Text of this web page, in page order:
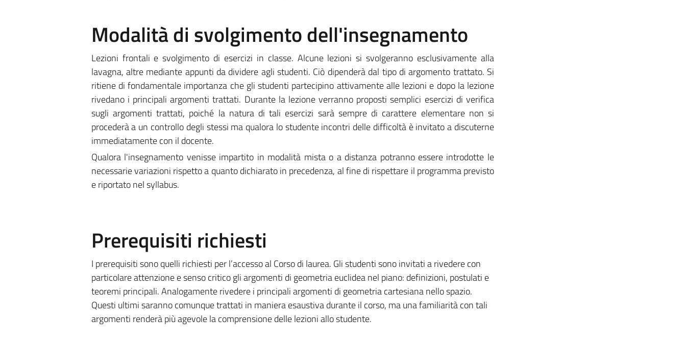
Modalità di svolgimento dell'insegnamento
Lezioni frontali e svolgimento di esercizi in classe. Alcune lezioni si svolgeranno esclusivamente alla
lavagna, altre mediante appunti da dividere agli studenti. Ciò dipenderà dal tipo di argomento trattato. Si
ritiene di fondamentale importanza che gli studenti partecipino attivamente alle lezioni e dopo la lezione
rivedano i principali argomenti trattati. Durante la lezione verranno proposti semplici esercizi di verifica
sugli argomenti trattati, poiché la natura di tali esercizi sarà sempre di carattere elementare non si
procederà a un controllo degli stessi ma qualora lo studente incontri delle difficoltà è invitato a discuterne
immediatamente con il docente.
Qualora l'insegnamento venisse impartito in modalità mista o a distanza potranno essere introdotte le
necessarie variazioni rispetto a quanto dichiarato in precedenza, al fine di rispettare il programma previsto
e riportato nel syllabus.
Prerequisiti richiesti
I prerequisiti sono quelli richiesti per l’accesso al Corso di laurea. Gli studenti sono invitati a rivedere con
particolare attenzione e senso critico gli argomenti di geometria euclidea nel piano: definizioni, postulati e
teoremi principali. Analogamente rivedere i principali argomenti di geometria cartesiana nello spazio.
Questi ultimi saranno comunque trattati in maniera esaustiva durante il corso, ma una familiarità con tali
argomenti renderà più agevole la comprensione delle lezioni allo studente.